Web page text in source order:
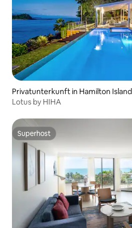
Privatunterkunft in Hamilton Island
Lotus by HIHA
Superhost
Superhost